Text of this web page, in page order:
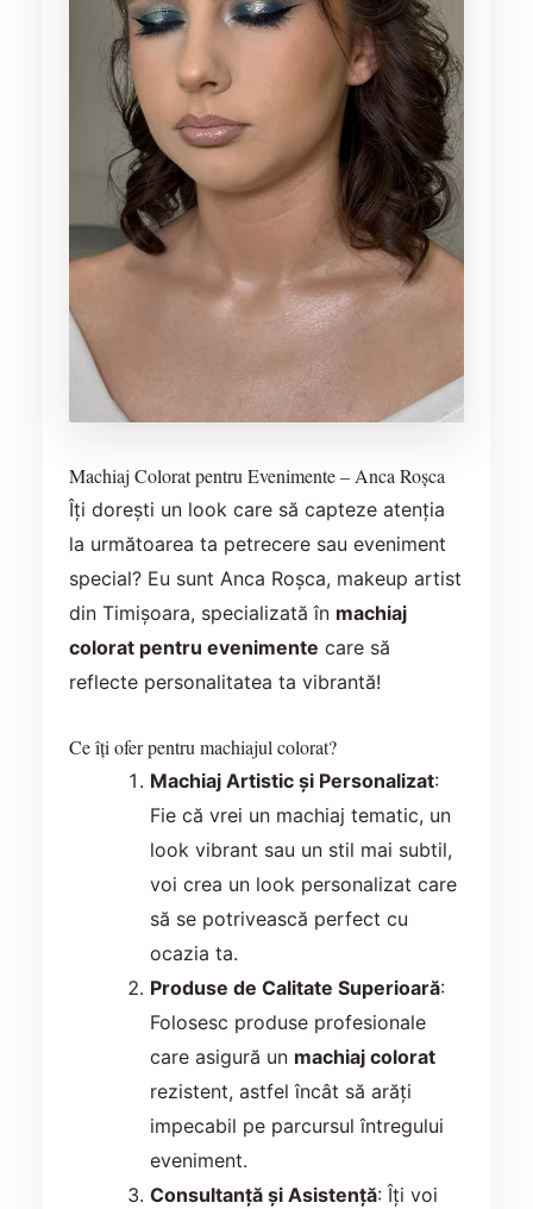
Machiaj Colorat pentru Evenimente – Anca Roșca
Îți dorești un look care să capteze atenția
la următoarea ta petrecere sau eveniment
special? Eu sunt Anca Roșca, makeup artist
din Timișoara, specializată în machiaj
colorat pentru evenimente care să
reflecte personalitatea ta vibrantă!
Ce îți ofer pentru machiajul colorat?
Machiaj Artistic și Personalizat:
Fie că vrei un machiaj tematic, un
look vibrant sau un stil mai subtil,
voi crea un look personalizat care
să se potrivească perfect cu
ocazia ta.
Produse de Calitate Superioară:
Folosesc produse profesionale
care asigură un machiaj colorat
rezistent, astfel încât să arăți
impecabil pe parcursul întregului
eveniment.
Consultanță și Asistență: Îți voi